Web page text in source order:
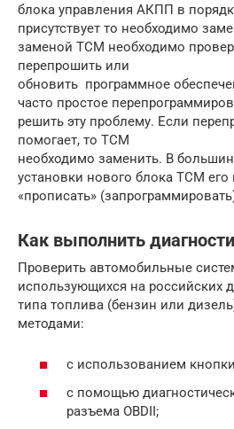
блока управления АКПП в
присутствует то необходимо
заменой TCM необходимо
перепрошить или
обновить программное
часто простое
решить эту проблему. Если
помогает, то TCM
необходимо заменить. В
установки нового блока TCM
«прописать»
Как выполнить
Проверить автомобильные
использующихся на российских
типа топлива (бензин или
методами:
с использованием
с помощью
разъема OBDII;